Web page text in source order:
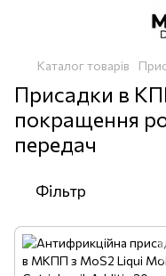
Каталог товарів
Присадки в
покращення
передач
Фільтр